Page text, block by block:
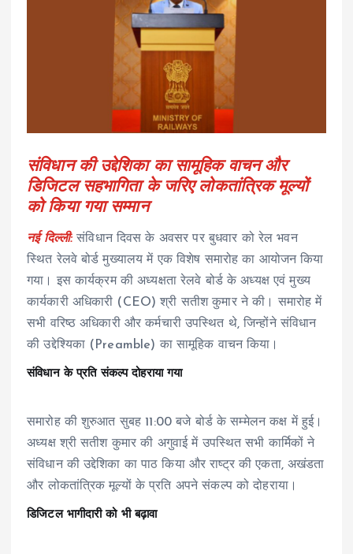
संविधान की उद्देशिका का सामूहिक वाचन और
डिजिटल सहभागिता के जरिए लोकतांत्रिक मूल्यों
को किया गया सम्मान
नई दिल्ली:संविधान दिवस के अवसर पर बुधवार को रेल भवन
स्थित रेलवे बोर्ड मुख्यालय में एक विशेष समारोह का आयोजन किया
गया। इस कार्यक्रम की अध्यक्षता रेलवे बोर्ड के अध्यक्ष एवं मुख्य
कार्यकारी अधिकारी (CEO) श्री सतीश कुमार ने की। समारोह में
सभी वरिष्ठ अधिकारी और कर्मचारी उपस्थित थे, जिन्होंने संविधान
की उद्देश्यिका (Preamble) का सामूहिक वाचन किया।
संविधान के प्रति संकल्प दोहराया गया
समारोह की शुरुआत सुबह 11:00 बजे बोर्ड के सम्मेलन कक्ष में हुई।
अध्यक्ष श्री सतीश कुमार की अगुवाई में उपस्थित सभी कार्मिकों ने
संविधान की उद्देशिका का पाठ किया और राष्ट्र की एकता, अखंडता
और लोकतांत्रिक मूल्यों के प्रति अपने संकल्प को दोहराया।
डिजिटल भागीदारी को भी बढ़ावा